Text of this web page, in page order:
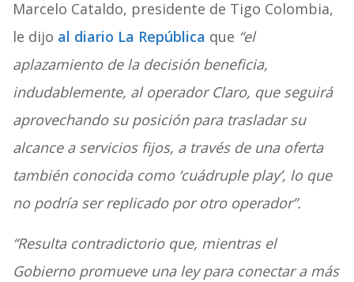
Marcelo Cataldo, presidente de Tigo Colombia,
le dijo al diario La República que “el
aplazamiento de la decisión beneficia,
indudablemente, al operador Claro, que seguirá
aprovechando su posición para trasladar su
alcance a servicios fijos, a través de una oferta
también conocida como ‘cuádruple play’, lo que
no podría ser replicado por otro operador”.
“Resulta contradictorio que, mientras el
Gobierno promueve una ley para conectar a más